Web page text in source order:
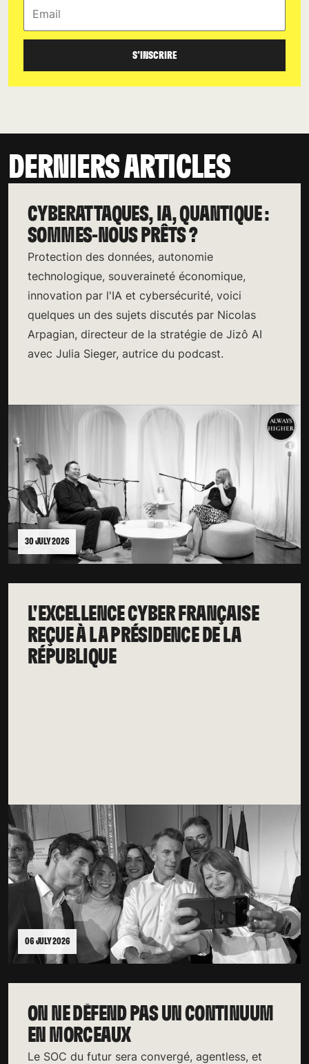
S'INSCRIRE
DERNIERS ARTICLES
CYBERATTAQUES, IA, QUANTIQUE :
SOMMES-NOUS PRÊTS ?
Protection des données, autonomie
technologique, souveraineté économique,
innovation par l'IA et cybersécurité, voici
quelques un des sujets discutés par Nicolas
Arpagian, directeur de la stratégie de Jizô AI
avec Julia Sieger, autrice du podcast.
30 JULY 2026
L'EXCELLENCE CYBER FRANÇAISE
REÇUE À LA PRÉSIDENCE DE LA
RÉPUBLIQUE
06 JULY 2026
ON NE DÉFEND PAS UN CONTINUUM
EN MORCEAUX
Le SOC du futur sera convergé, agentless, et